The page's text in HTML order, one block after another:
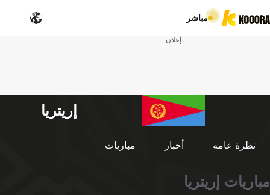
مباشر
إعلان
إريتريا
نظرة عامة أخبار مباريات
مباريات إريتريا